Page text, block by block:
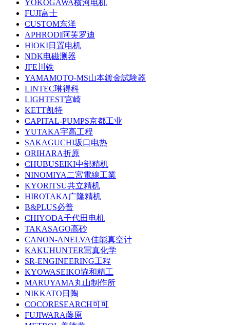
YOKOGAWA横河电机
FUJI富士
CUSTOM东洋
APHRODI阿芙罗迪
HIOKI日置电机
NDK电磁测器
JFE川铁
YAMAMOTO-MS山本鍍金試験器
LINTEC琳得科
LIGHTEST宫崎
KETT凯特
CAPITAL-PUMPS京都工业
YUTAKA宇高工程
SAKAGUCHI坂口电热
ORIHARA折原
CHUBUSEIKI中部精机
NINOMIYA二宮電線工業
KYORITSU共立精机
HIROTAKA广隆精机
B&PLUS必普
CHIYODA千代田电机
TAKASAGO高砂
CANON-ANELVA佳能真空计
KAKUHUNTER写真化学
SR-ENGINEERING工程
KYOWASEIKO協和精工
MARUYAMA丸山制作所
NIKKATO日陶
COCORESEARCH可可
FUJIWARA藤原